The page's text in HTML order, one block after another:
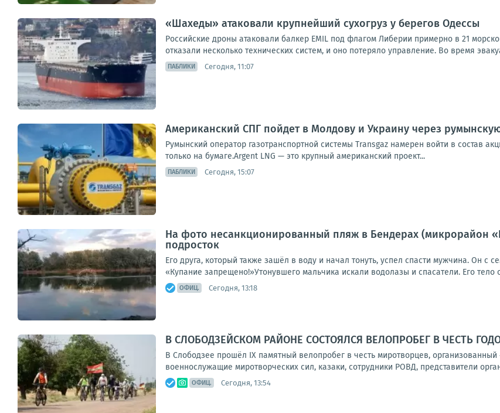
«Шахеды» атаковали крупнейший сухогруз у берегов Одессы
Российские дроны атаковали балкер EMIL под флагом Либерии примерно в 21
отказали несколько технических систем, и оно потеряло управление. Во время
ПАБЛИКИ Сегодня, 11:07
Американский СПГ пойдет в Молдову и Украину через
Румынский оператор газотранспортной системы Transgaz намерен войти в состав
только на бумаге.Argent LNG — это крупный американский проект...
ПАБЛИКИ Сегодня, 15:07
На фото несанкционированный пляж в Бендерах (микрорайон
подросток
Его друга, который также зашёл в воду и начал тонуть, успел спасти мужчина. Он с
«Купание запрещено!»Утонувшего мальчика искали водолазы и спасатели. Его тело
ОФИЦ. Сегодня, 13:18
В СЛОБОДЗЕЙСКОМ РАЙОНЕ СОСТОЯЛСЯ ВЕЛОПРОБЕГ В ЧЕСТЬ
В Слободзее прошёл IX памятный велопробег в честь миротворцев,
военнослужащие миротворческих сил, казаки, сотрудники РОВД, представители
ОФИЦ. Сегодня, 13:54